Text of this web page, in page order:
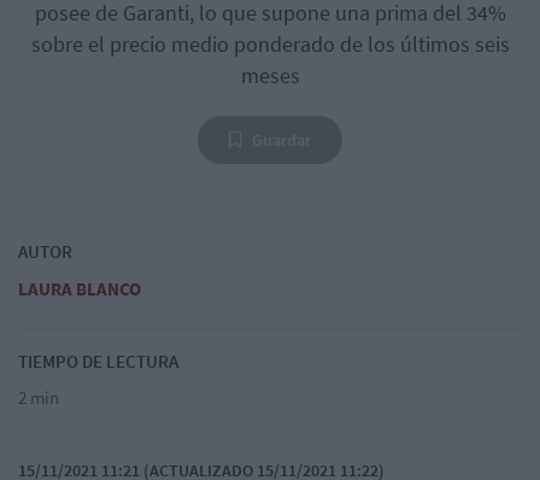
posee de Garanti, lo que supone una prima del 34%
sobre el precio medio ponderado de los últimos seis
meses
AUTOR
LAURA BLANCO
TIEMPO DE LECTURA
2 min
15/11/2021 11:21 (ACTUALIZADO 15/11/2021 11:22)